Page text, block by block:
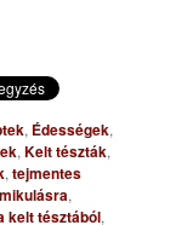
, Édességek,
,Kelt tészták,
,tejmentes
,
kelt tésztából,